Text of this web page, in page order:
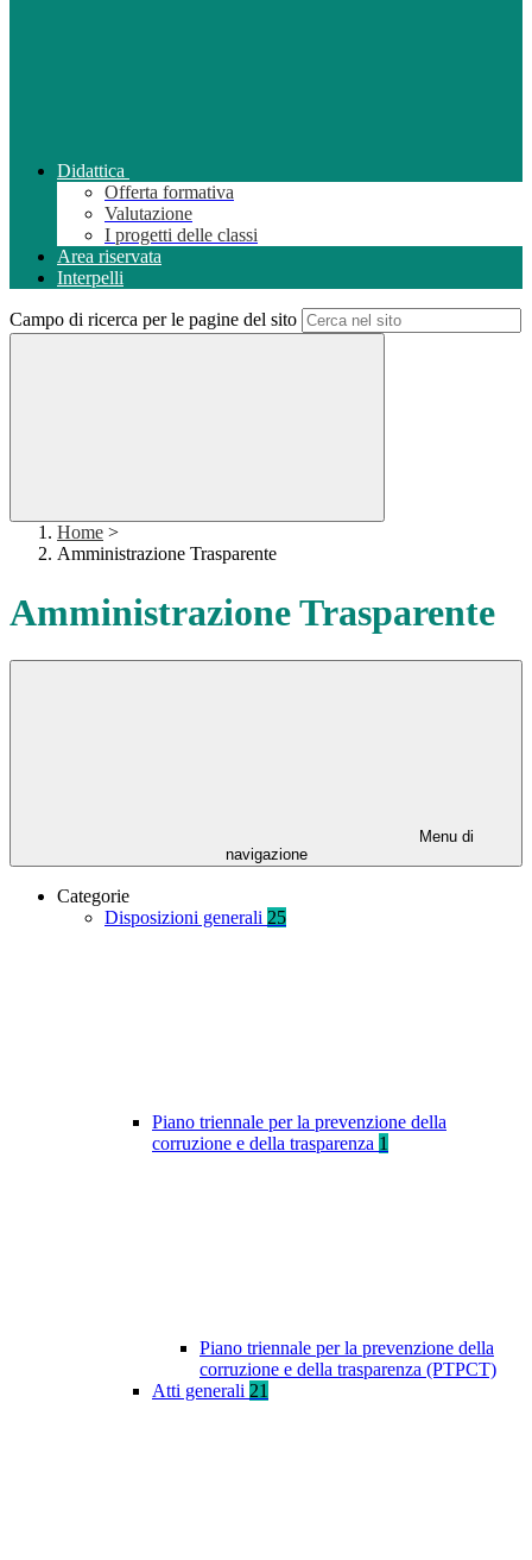
Didattica
Offerta formativa
Valutazione
I progetti delle classi
Area riservata
Interpelli
Campo di ricerca per le pagine del sito
Home >
Amministrazione Trasparente
Amministrazione Trasparente
Menu di
navigazione
Categorie
Disposizioni generali 25
Piano triennale per la prevenzione della
corruzione e della trasparenza 1
Piano triennale per la prevenzione della
corruzione e della trasparenza (PTPCT)
Atti generali 21